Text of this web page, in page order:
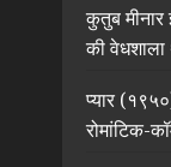
कुतुब मीनार
की वेधशाला
प्यार
रोमांटिक-